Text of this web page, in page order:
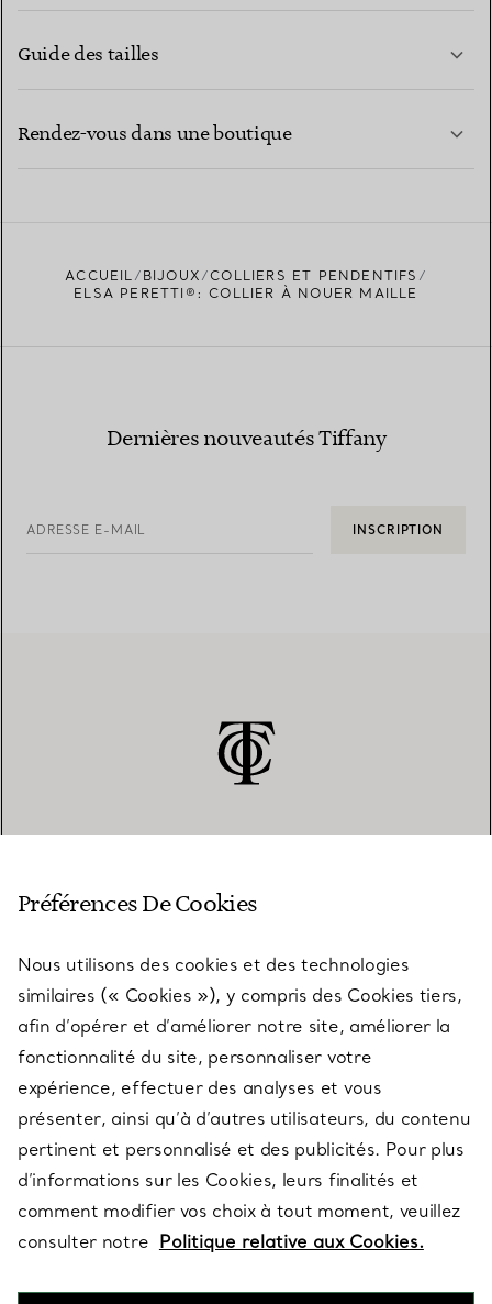
Guide des tailles
Rendez-vous dans une boutique
TROUVEZ LA BOUTIQUE LA PLUS PROCHE
ACCUEIL BIJOUX
COLLIERS ET PENDENTIFS
ELSA PERETTI®: COLLIER À NOUER MAILLE
Dernières nouveautés Tiffany
ADRESSE E-MAIL INSCRIPTION
SERVICES
À PROPOS
QUESTIONS LÉGALES
SUIVEZ-NOUS
Préférences De Cookies
Nous utilisons des cookies et des technologies
similaires (« Cookies »), y compris des Cookies tiers,
afin d’opérer et d’améliorer notre site, améliorer la
fonctionnalité du site, personnaliser votre
expérience, effectuer des analyses et vous
présenter, ainsi qu’à d’autres utilisateurs, du contenu
pertinent et personnalisé et des publicités. Pour plus
d’informations sur les Cookies, leurs finalités et
comment modifier vos choix à tout moment, veuillez
consulter notre Politique relative aux Cookies.